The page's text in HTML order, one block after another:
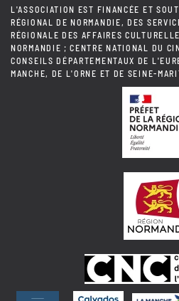
L'ASSOCIATION EST FINANCÉE ET
RÉGIONAL DE NORMANDIE, DES
RÉGIONALE DES AFFAIRES
NORMANDIE ; CENTRE NATIONAL DU
CONSEILS DÉPARTEMENTAUX DE
MANCHE, DE L'ORNE ET DE SEINE-